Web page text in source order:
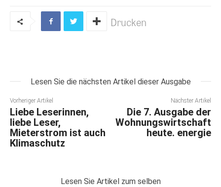
Drucken
Lesen Sie die nächsten Artikel dieser Ausgabe
Vorheriger Artikel
Liebe Leserinnen,
liebe Leser,
Mieterstrom ist auch
Klimaschutz
Nächster Artikel
Die 7. Ausgabe der
Wohnungswirtschaft
heute. energie
Lesen Sie Artikel zum selben